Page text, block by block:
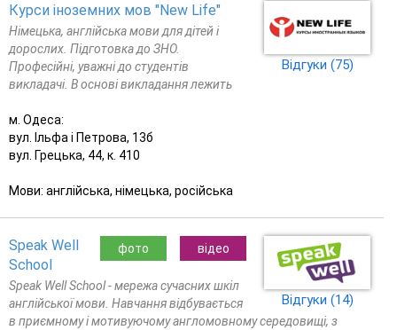
Відгуки (75)
Курси іноземних мов "New Life"
Німецька, англійська мови для дітей і
дорослих. Підготовка до ЗНО.
Професійні, уважні до студентів
викладачі. В основі викладання лежить
м. Одеса:
вул. Ільфа і Петрова, 13б
вул. Грецька, 44, к. 410
Мови: англійська, німецька, російська
Відгуки (14)
відео
фото
Speak Well
School
Speak Well School - мережа сучасних шкіл
англійської мови. Навчання відбувається
в приємному і мотивуючому англомовному середовищі, з